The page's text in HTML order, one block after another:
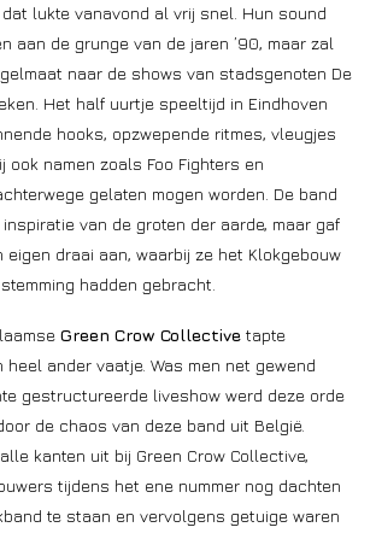
lukte vanavond al vrij snel. Hun sound
aan de grunge van de jaren ’90, maar zal
naar de shows van stadsgenoten De
Het half uurtje speeltijd in Eindhoven
hooks, opzwepende ritmes, vleugjes
ook namen zoals Foo Fighters en
gelaten mogen worden. De band
van de groten der aarde, maar gaf
eigen draai aan, waarbij ze het Klokgebouw
hadden gebracht.
Green Crow Collective tapte
ander vaatje. Was men net gewend
gestructureerde liveshow werd deze orde
de chaos van deze band uit België.
kanten uit bij Green Crow Collective,
tijdens het ene nummer nog dachten
te staan en vervolgens getuige waren